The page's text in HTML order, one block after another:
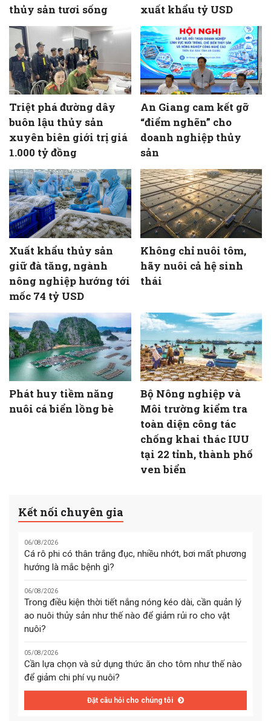
thủy sản tươi sống
xuất khẩu tỷ USD
Triệt phá đường dây
buôn lậu thủy sản
xuyên biên giới trị giá
1.000 tỷ đồng
An Giang cam kết gỡ
“điểm nghẽn” cho
doanh nghiệp thủy
sản
Xuất khẩu thủy sản
giữ đà tăng, ngành
nông nghiệp hướng tới
mốc 74 tỷ USD
Không chỉ nuôi tôm,
hãy nuôi cả hệ sinh
thái
Phát huy tiềm năng
nuôi cá biển lồng bè
Bộ Nông nghiệp và
Môi trường kiểm tra
toàn diện công tác
chống khai thác IUU
tại 22 tỉnh, thành phố
ven biển
Kết nối chuyên gia
06/08/2026
Cá rô phi có thân trắng đục, nhiều nhớt, bơi mất phương
hướng là mắc bệnh gì?
06/08/2026
Trong điều kiện thời tiết nắng nóng kéo dài, cần quản lý
ao nuôi thủy sản như thế nào để giảm rủi ro cho vật
nuôi?
05/08/2026
Cần lựa chọn và sử dụng thức ăn cho tôm như thế nào
để giảm chi phí vụ nuôi?
Đặt câu hỏi cho chúng tôi